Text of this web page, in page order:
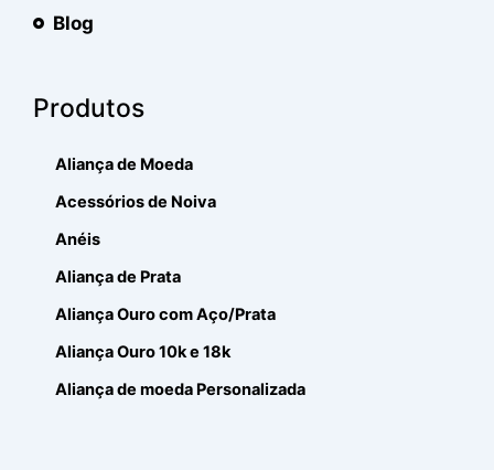
Blog
Produtos
Aliança de Moeda
Acessórios de Noiva
Anéis
Aliança de Prata
Aliança Ouro com Aço/Prata
Aliança Ouro 10k e 18k
Aliança de moeda Personalizada